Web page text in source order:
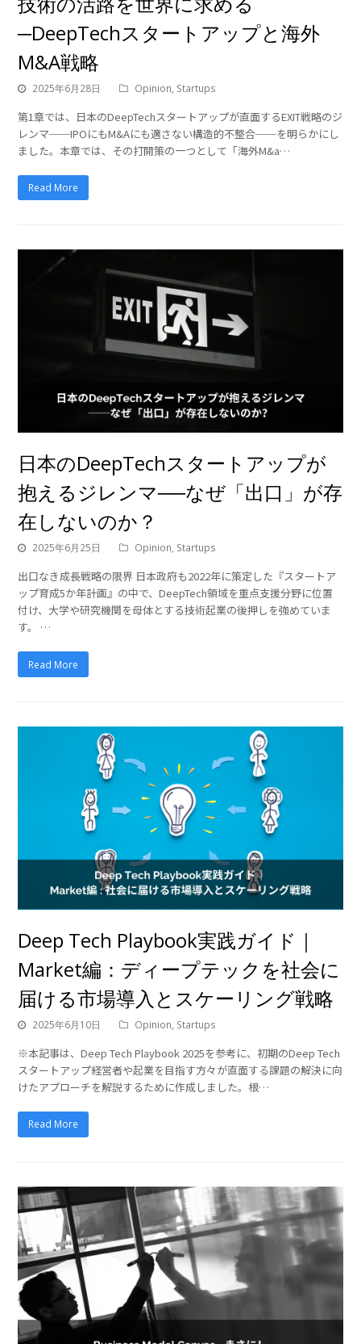
─DeepTechスタートアップと海外
M&A戦略
2025年6月28日 Opinion, Startups
第1章では、日本のDeepTechスタートアップが直面するEXIT戦略のジ
レンマ──IPOにもM&Aにも適さない構造的不整合──を明らかにし
ました。本章では、その打開策の一つとして「海外M&a…
Read More
日本のDeepTechスタートアップが
抱えるジレンマ──なぜ「出口」が存
在しないのか？
2025年6月25日 Opinion, Startups
出口なき成長戦略の限界 日本政府も2022年に策定した『スタートア
ップ育成5か年計画』の中で、DeepTech領域を重点支援分野に位置
付け、大学や研究機関を母体とする技術起業の後押しを強めていま
す。 …
Read More
Deep Tech Playbook実践ガイド｜
Market編：ディープテックを社会に
届ける市場導入とスケーリング戦略
2025年6月10日 Opinion, Startups
※本記事は、Deep Tech Playbook 2025を参考に、初期のDeep Tech
スタートアップ経営者や起業を目指す方々が直面する課題の解決に向
けたアプローチを解説するために作成しました。根…
Read More